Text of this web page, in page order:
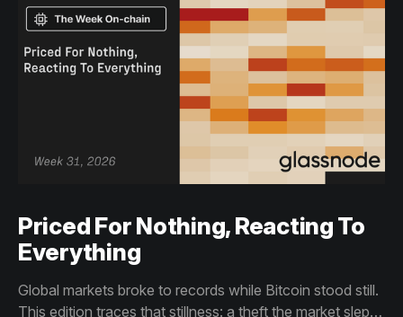
Priced For Nothing, Reacting To
Everything
Global markets broke to records while Bitcoin stood still.
This edition traces that stillness: a theft the market slept